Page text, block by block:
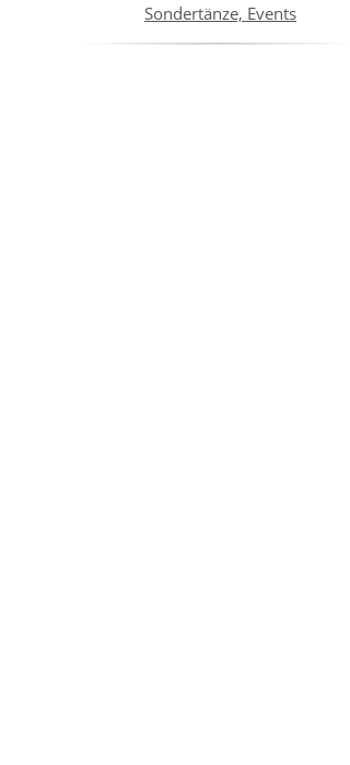
Sondertänze, Events